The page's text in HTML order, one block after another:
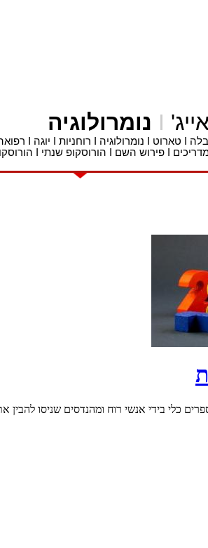
I נומרולוגיה
טארוט נומרולוגיה רוחניות יוגה
פירוש השם הורוסקופ שנתי
כלי בידי אנשי רוח ומהנדסים שניסו להבין